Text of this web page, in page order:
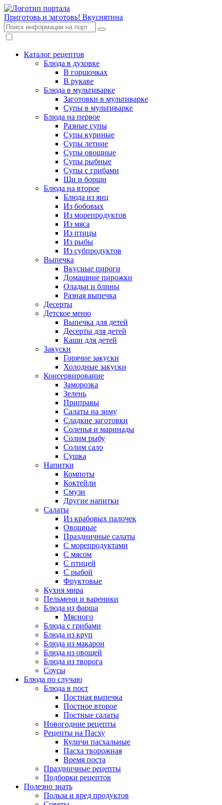
Приготовь и заготовь! Вкуснятина
Каталог рецептов
Блюда в духовке
В горшочках
В рукаве
Блюда в мультиварке
Заготовки в мультиварке
Супы в мультиварке
Блюда на первое
Разные супы
Супы куриные
Супы летние
Супы овощные
Супы рыбные
Супы с грибами
Щи и борщи
Блюда на второе
Блюда из яиц
Из бобовых
Из морепродуктов
Из мяса
Из птицы
Из рыбы
Из субпродуктов
Выпечка
Вкусные пироги
Домашние пирожки
Оладьи и блины
Разная выпечка
Десерты
Детское меню
Выпечка для детей
Десерты для детей
Каши для детей
Закуски
Горячие закуски
Холодные закуски
Консервирование
Заморозка
Зелень
Приправы
Салаты на зиму
Сладкие заготовки
Соленья и маринады
Солим рыбу
Солим сало
Сушка
Напитки
Компоты
Коктейли
Смузи
Другие напитки
Салаты
Из крабовых палочек
Овощные
Праздничные салаты
С морепродуктами
С мясом
С птицей
С рыбой
Фруктовые
Кухня мира
Пельмени и вареники
Блюда из фарша
Мясного
Блюда с грибами
Блюда из круп
Блюда из макарон
Блюда из овощей
Блюда из творога
Соусы
Блюда по случаю
Блюда в пост
Постная выпечка
Постное второе
Постные салаты
Новогодние рецепты
Рецепты на Пасху
Куличи пасхальные
Пасха творожная
Время поста
Праздничные рецепты
Подборки рецептов
Полезно знать
Польза и вред продуктов